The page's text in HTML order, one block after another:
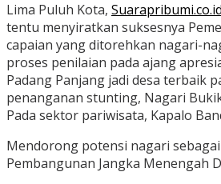
Lima Puluh Kota, Suarapribumi.co.id
tentu menyiratkan suksesnya
capaian yang ditorehkan nagari-
proses penilaian pada ajang
Padang Panjang jadi desa terbaik
penanganan stunting, Nagari
Pada sektor pariwisata, Kapalo
Mendorong potensi nagari
Pembangunan Jangka Menengah